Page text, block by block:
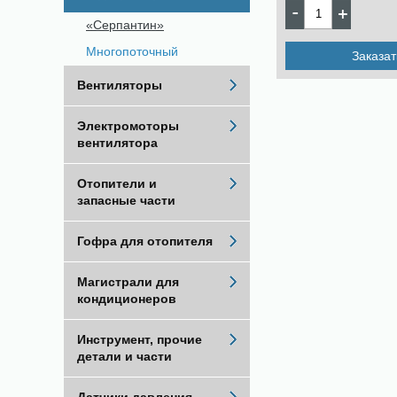
«Серпантин»
Многопоточный
Вентиляторы
Электромоторы
вентилятора
Отопители и
запасные части
Гофра для отопителя
Магистрали для
кондиционеров
Инструмент, прочие
детали и части